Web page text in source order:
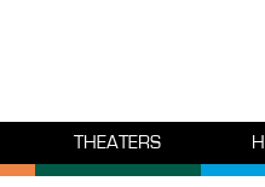
THEATERS